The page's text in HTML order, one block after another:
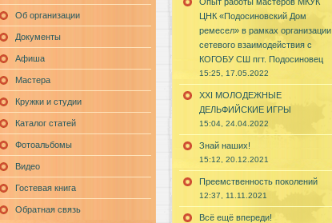
Об организации
Документы
Афиша
Мастера
Кружки и студии
Каталог статей
Фотоальбомы
Видео
Гостевая книга
Обратная связь
ЦНК «Подосиновский Дом
ремесел» в рамках организации
сетевого взаимодействия с
КОГОБУ СШ пгт. Подосиновец
15:25, 17.05.2022
XXI МОЛОДЕЖНЫЕ
ДЕЛЬФИЙСКИЕ ИГРЫ
15:04, 24.04.2022
Знай наших!
15:12, 20.12.2021
Преемственность поколений
12:37, 11.11.2021
Всё ещё впереди!